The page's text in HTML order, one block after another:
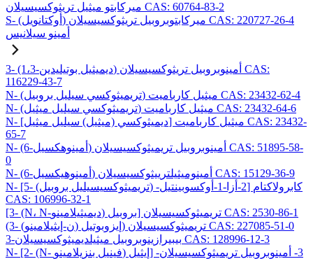
ميركابتو ميثيل تريثوكسيسيلان CAS: 60764-83-2
S- (أوكتانويل) ميركابتوبروبيل تريثوكسيسيلان CAS: 220727-26-4
أمينو سيلانيس
3- (1،3-ديميثيل بوتيليدين) أمينوبروبيل تريثوكسيسيلان CAS:
116229-43-7
N- (تريميثوكسي سيليل بروبيل) ميثيل كارباميت CAS: 23432-62-4
N- (تريميثوكسي سيليل ميثيل) ميثيل كارباميت CAS: 23432-64-6
N- [ديميثوكسي (ميثيل) سيليل ميثيل] ميثيل كارباميت CAS: 23432-
65-7
N- (6-أمينوهكسيل) أمينوبروبيل تريميثوكسيسيلان CAS: 51895-58-
0
N- (6-أمينوهيكسيل) أمينوميثيلترييثوكسيسيلان CAS: 15129-36-9
N- [5- (تريميثوكسيسيليل بروبيل) -2-أزا-1-أوكسوبينتيل] كابرولاكتام
CAS: 106996-32-1
[3- (N، N-ديميثيلامينو) بروبيل] تريميثوكسيسيلان CAS: 2530-86-1
(3- (ن-إيثيلامينو) إيزوبوتيل) تريميثوكسيسيلان CAS: 227085-51-0
3-بيبيرازينوبروبيل ميثيلديميثوكسيسيلان CAS: 128996-12-3
N- [2- (N- فينيل بنزيلامينو) إيثيل] -3- أمينوبروبيل تريميثوكسيسيلان